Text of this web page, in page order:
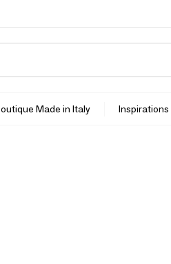
Made in Italy Inspirations